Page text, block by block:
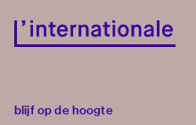
blijf op de hoogte